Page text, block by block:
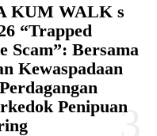
KUM WALK s
“Trapped
Scam”: Bersama
Kewaspadaan
Penipuan